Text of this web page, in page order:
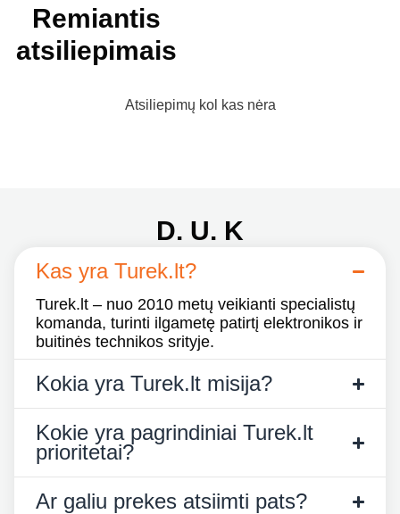
Remiantis
atsiliepimais
Atsiliepimų kol kas nėra
D. U. K
Kas yra Turek.lt?
Turek.lt – nuo 2010 metų veikianti specialistų
komanda, turinti ilgametę patirtį elektronikos ir
buitinės technikos srityje.
Kokia yra Turek.lt misija?
Kokie yra pagrindiniai Turek.lt
prioritetai?
Ar galiu prekes atsiimti pats?